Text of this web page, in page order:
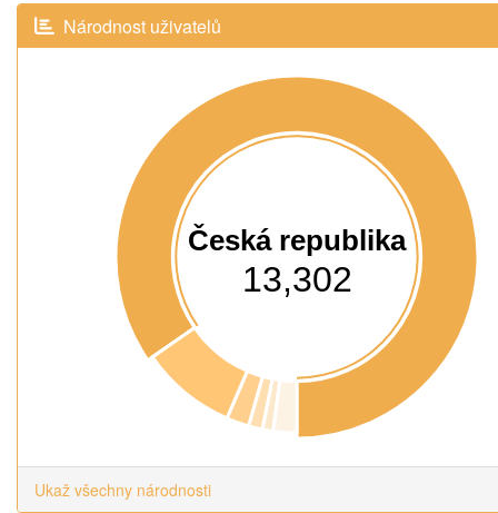
Národnost uživatelů
Česká republika
13,302
Ukaž všechny národnosti